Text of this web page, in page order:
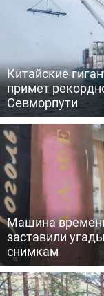
Китайские
примет
Севморпути
Машина
заставили
снимкам